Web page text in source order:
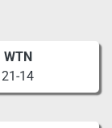
WTN
21-14